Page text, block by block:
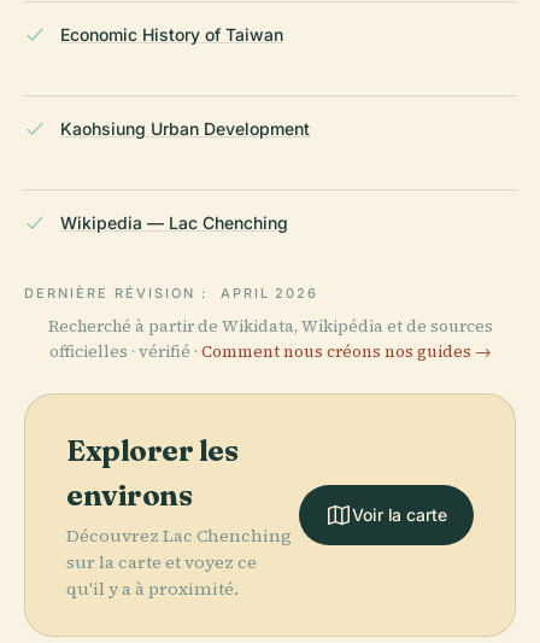
Economic History of Taiwan
Kaohsiung Urban Development
Wikipedia — Lac Chenching
DERNIÈRE RÉVISION : APRIL 2026
Recherché à partir de Wikidata, Wikipédia et de sources
officielles · vérifié · Comment nous créons nos guides →
Explorer les
environs
Découvrez Lac Chenching
sur la carte et voyez ce
qu'il y a à proximité.
Voir la carte